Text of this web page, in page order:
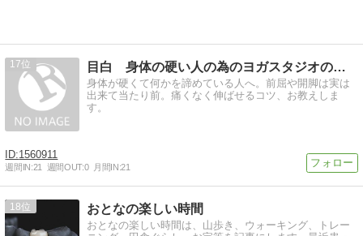
17 目白 身体の硬い人の為のヨガスタジオのブログ
身体が硬くて何かを諦めている人へ。前屈や開脚は実は
出来て当たり前。痛くなく伸ばせるコツ、お教えしま
す。
1560911
週間IN:21 週間OUT:0 月間IN:21
18 おとなの楽しい時間
おとなの楽しい時間は、山歩き、ウォーキング、トレー